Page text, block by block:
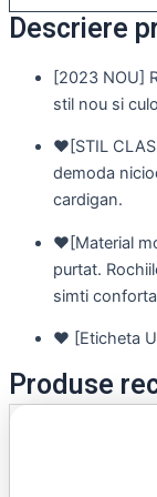
Descriere
[2023 NOU]
stil nou si
♥[STIL
demoda
cardigan.
♥[Material
purtat.
simti
♥ [Eticheta
Produse